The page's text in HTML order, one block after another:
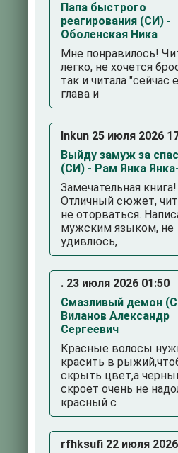
Папа быстрого
реагирования (СИ) -
Оболенская Ника
Мне понравилось!
легко, не хочется
так и читала "сейчас
глава и
Inkun 25 июля 2026
Выйду замуж за
(СИ) - Рам Янка
Замечательная книга!
Отличный сюжет,
не оторваться.
мужским языком, не
удивлюсь,
. 23 июля 2026 01:50
Смазливый демон
Виланов Александр
Сергеевич
Красные волосы
красить в
скрыть цвет,а
скроет очень не
красный с
rfhksufi 22 июля